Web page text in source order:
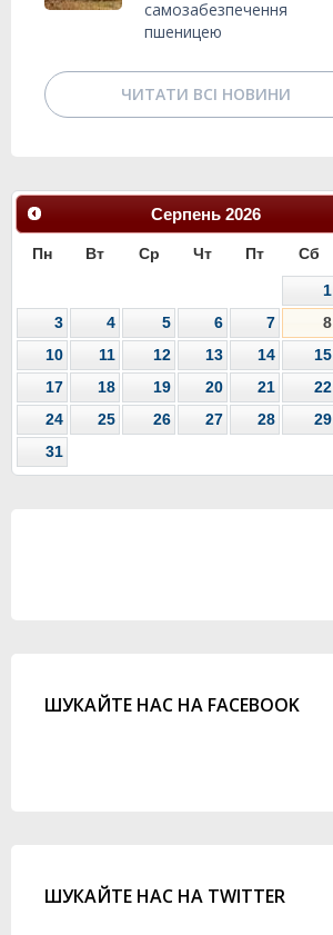
самозабезпечення
пшеницею
ЧИТАТИ ВСІ НОВИНИ
Серпень 2026
Пн Вт Ср Чт Пт Сб
1
3
4 5 6 7 8
10
11 12 13 14 15
17
18 19 20 21 22
24
25 26 27 28 29
31
ШУКАЙТЕ НАС НА FACEBOOK
ШУКАЙТЕ НАС НА TWITTER